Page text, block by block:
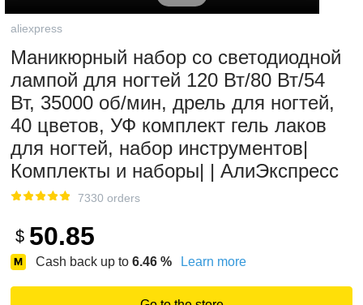
aliexpress
Маникюрный набор со светодиодной
лампой для ногтей 120 Вт/80 Вт/54
Вт, 35000 об/мин, дрель для ногтей,
40 цветов, УФ комплект гель лаков
для ногтей, набор инструментов|
Комплекты и наборы| | АлиЭкспресс
7330 orders
$ 50.85
Cash back up to 6.46 % Learn more